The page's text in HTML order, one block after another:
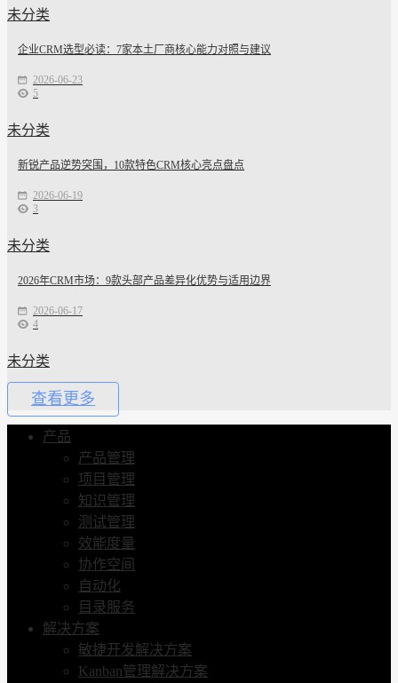
未分类
企业CRM选型必读：7家本土厂商核心能力对照与建议
2026-06-23
5
未分类
新锐产品逆势突围，10款特色CRM核心亮点盘点
2026-06-19
3
未分类
2026年CRM市场：9款头部产品差异化优势与适用边界
2026-06-17
4
未分类
查看更多
产品
产品管理
项目管理
知识管理
测试管理
效能度量
协作空间
自动化
目录服务
解决方案
敏捷开发解决方案
Kanban管理解决方案